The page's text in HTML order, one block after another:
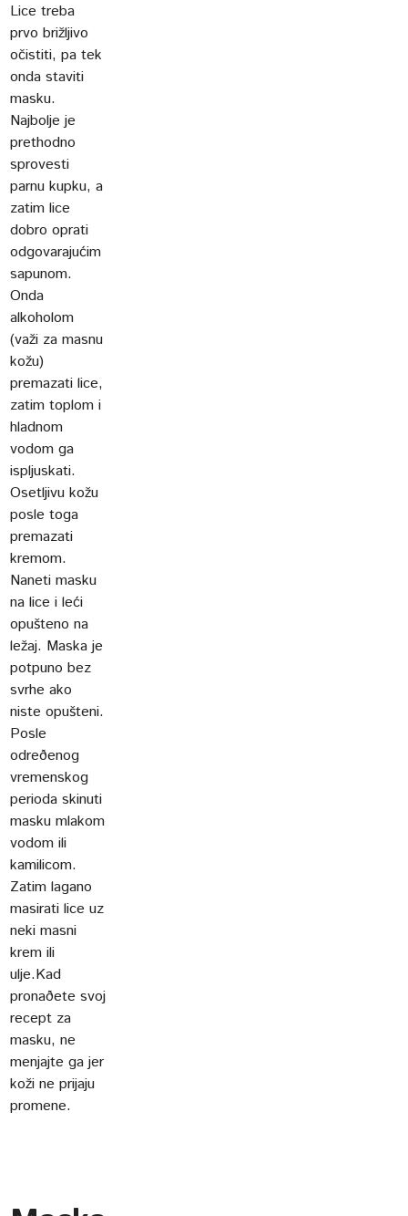
Lice treba
prvo brižljivo
očistiti, pa tek
onda staviti
masku.
Najbolje je
prethodno
sprovesti
parnu kupku, a
zatim lice
dobro oprati
odgovarajućim
sapunom.
Onda
alkoholom
(važi za masnu
kožu)
premazati lice,
zatim toplom i
hladnom
vodom ga
ispljuskati.
Osetljivu kožu
posle toga
premazati
kremom.
Naneti masku
na lice i leći
opušteno na
ležaj. Maska je
potpuno bez
svrhe ako
niste opušteni.
Posle
odreðenog
vremenskog
perioda skinuti
masku mlakom
vodom ili
kamilicom.
Zatim lagano
masirati lice uz
neki masni
krem ili
ulje.Kad
pronaðete svoj
recept za
masku, ne
menjajte ga jer
koži ne prijaju
promene.